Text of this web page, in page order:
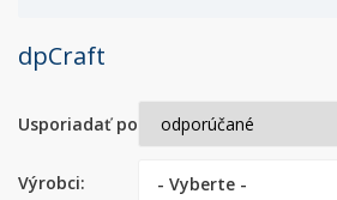
dpCraft
Usporiadať podľa:
Výrobci: - Vyberte -